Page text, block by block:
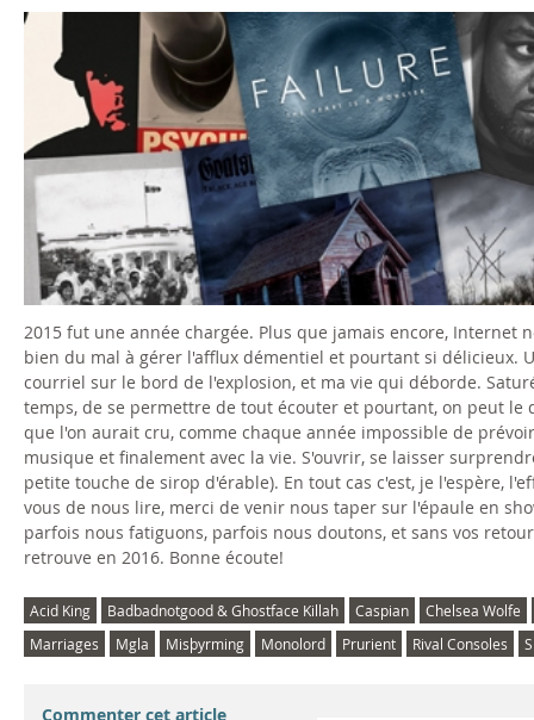
2015 fut une année chargée. Plus que jamais encore,
bien du mal à gérer l'afflux démentiel et pourtant si délicieux.
courriel sur le bord de l'explosion, et ma vie qui déborde.
temps, de se permettre de tout écouter et pourtant, on peut le
que l'on aurait cru, comme chaque année impossible de
musique et finalement avec la vie. S'ouvrir, se laisser
petite touche de sirop d'érable). En tout cas c'est, je l'espère,
vous de nous lire, merci de venir nous taper sur l'épaule en
parfois nous fatiguons, parfois nous doutons, et sans vos
retrouve en 2016. Bonne écoute!
Acid King Badbadnotgood & Ghostface Killah Caspian
Chelsea Wolfe
Marriages
Mgla Misþyrming Monolord Prurient Rival Consoles
Commenter cet article